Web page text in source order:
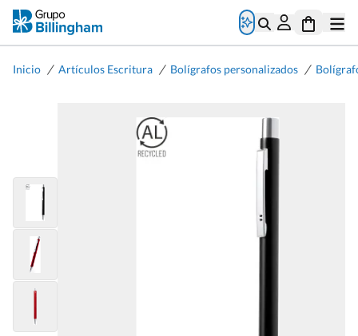
Inicio / Artículos Escritura / Bolígrafos personalizados /